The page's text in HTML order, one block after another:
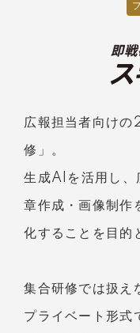
広報担当者向け
修」。
生成AIを活用し、
章作成・画像制作
化することを目的
集合研修では扱え
プライベート形式